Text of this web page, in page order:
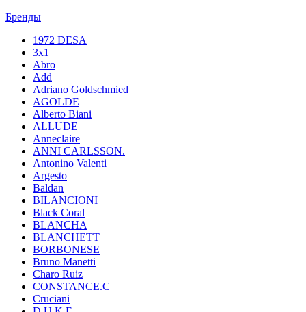
Бренды
1972 DESA
3x1
Abro
Add
Adriano Goldschmied
AGOLDE
Alberto Biani
ALLUDE
Anneclaire
ANNI CARLSSON.
Antonino Valenti
Argesto
Baldan
BILANCIONI
Black Coral
BLANCHA
BLANCHETT
BORBONESE
Bruno Manetti
Charo Ruiz
CONSTANCE.C
Cruciani